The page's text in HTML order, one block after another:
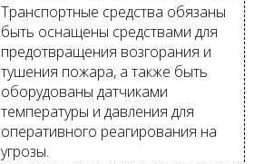
Транспортные средства обязаны
быть оснащены средствами для
предотвращения возгорания и
тушения пожара, а также быть
оборудованы датчиками
температуры и давления для
оперативного реагирования на
угрозы.